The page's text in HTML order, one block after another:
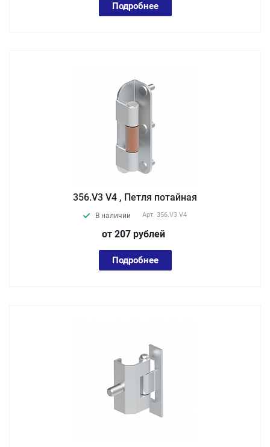
Подробнее
356.V3 V4 , Петля потайная
В наличии Арт. 356.V3 V4
от 207 рублей
Подробнее